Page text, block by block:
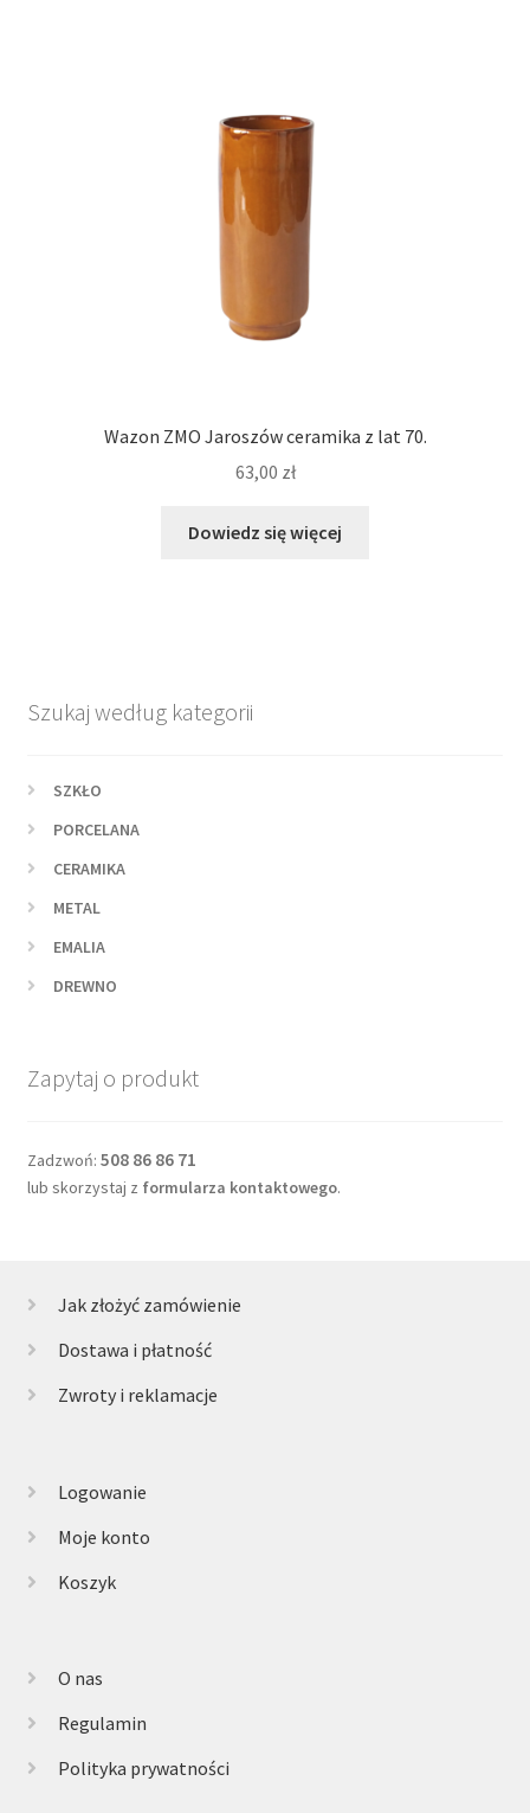
Wazon ZMO Jaroszów ceramika z lat 70.
63,00 zł
Dowiedz się więcej
Szukaj według kategorii
SZKŁO
PORCELANA
CERAMIKA
METAL
EMALIA
DREWNO
Zapytaj o produkt
Zadzwoń: 508 86 86 71
lub skorzystaj z formularza kontaktowego.
Jak złożyć zamówienie
Dostawa i płatność
Zwroty i reklamacje
Logowanie
Moje konto
Koszyk
O nas
Regulamin
Polityka prywatności